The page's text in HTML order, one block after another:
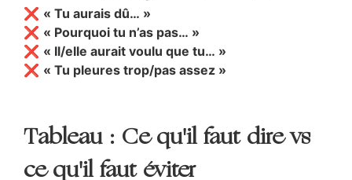
❌ « Tu aurais dû… »
❌ « Pourquoi tu n’as pas… »
❌ « Il/elle aurait voulu que tu… »
❌ « Tu pleures trop/pas assez »
Tableau : Ce qu'il faut dire vs
ce qu'il faut éviter